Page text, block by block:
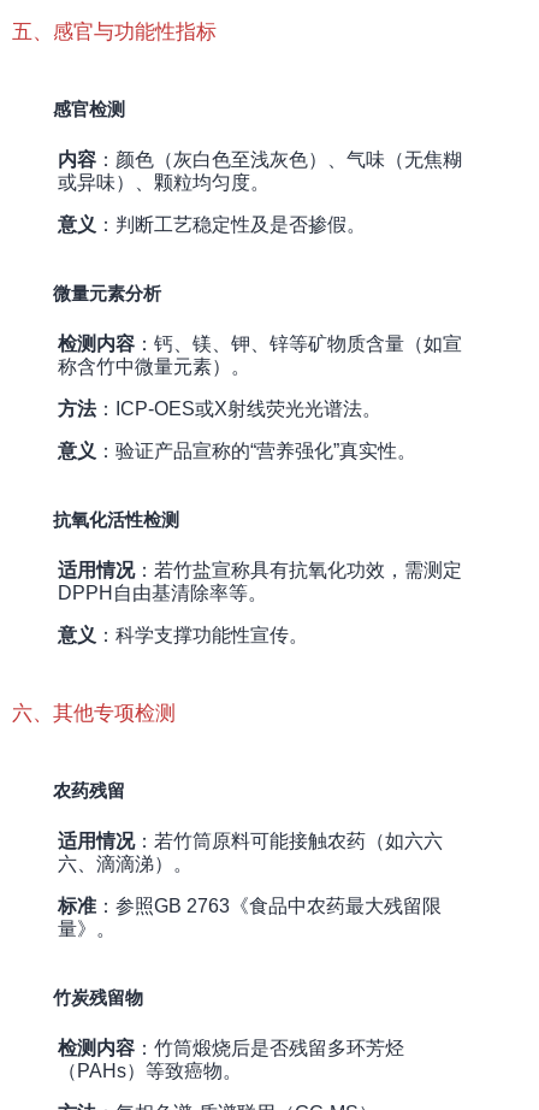
五、感官与功能性指标
感官检测
内容 ：颜色（灰白色至浅灰色）、气味（无焦糊
或异味）、颗粒均匀度。
意义 ：判断工艺稳定性及是否掺假。
微量元素分析
检测内容 ：钙、镁、钾、锌等矿物质含量（如宣
称含竹中微量元素）。
方法：ICP-OES或X射线荧光光谱法。
意义 ：验证产品宣称的“营养强化”真实性。
抗氧化活性检测
适用情况：若竹盐宣称具有抗氧化功效，需测定
DPPH自由基清除率等。
意义 ：科学支撑功能性宣传。
六、其他专项检测
农药残留
适用情况：若竹筒原料可能接触农药（如六六
六、滴滴涕）。
标准 ：参照GB 2763《食品中农药最大残留限
量》。
竹炭残留物
检测内容 ：竹筒煅烧后是否残留多环芳烃
（PAHs）等致癌物。